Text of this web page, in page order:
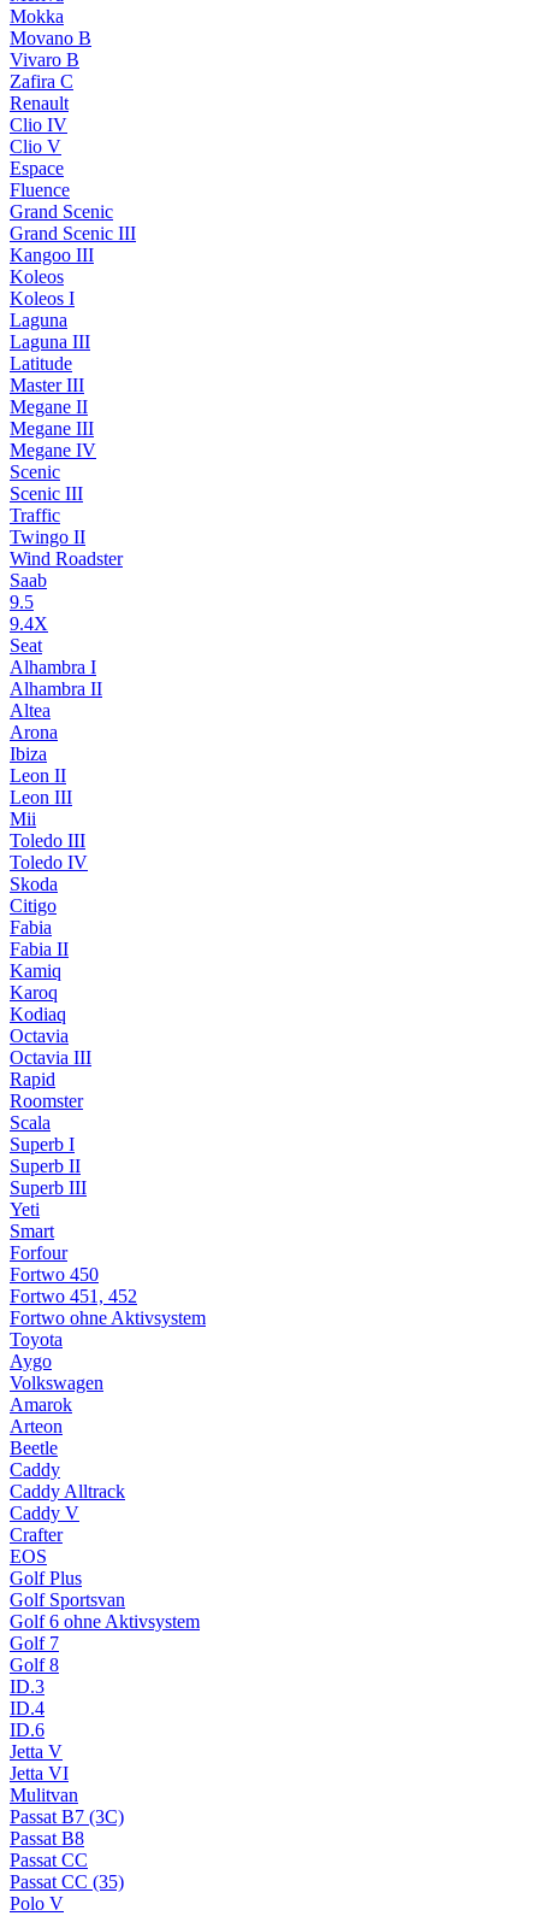
Mokka
Movano B
Vivaro B
Zafira C
Renault
Clio IV
Clio V
Espace
Fluence
Grand Scenic
Grand Scenic III
Kangoo III
Koleos
Koleos I
Laguna
Laguna III
Latitude
Master III
Megane II
Megane III
Megane IV
Scenic
Scenic III
Traffic
Twingo II
Wind Roadster
Saab
9.5
9.4X
Seat
Alhambra I
Alhambra II
Altea
Arona
Ibiza
Leon II
Leon III
Mii
Toledo III
Toledo IV
Skoda
Citigo
Fabia
Fabia II
Kamiq
Karoq
Kodiaq
Octavia
Octavia III
Rapid
Roomster
Scala
Superb I
Superb II
Superb III
Yeti
Smart
Forfour
Fortwo 450
Fortwo 451, 452
Fortwo ohne Aktivsystem
Toyota
Aygo
Volkswagen
Amarok
Arteon
Beetle
Caddy
Caddy Alltrack
Caddy V
Crafter
EOS
Golf Plus
Golf Sportsvan
Golf 6 ohne Aktivsystem
Golf 7
Golf 8
ID.3
ID.4
ID.6
Jetta V
Jetta VI
Mulitvan
Passat B7 (3C)
Passat B8
Passat CC
Passat CC (35)
Polo V